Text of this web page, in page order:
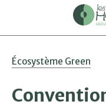
Écosystème Green